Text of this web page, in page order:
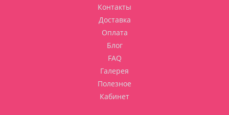
Контакты
Доставка
Оплата
Блог
FAQ
Галерея
Полезное
Кабинет